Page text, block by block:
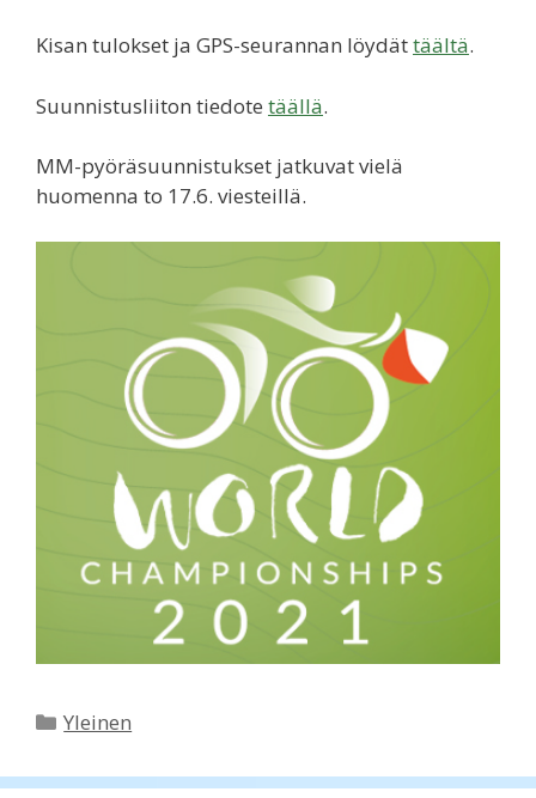
Kisan tulokset ja GPS-seurannan löydättäältä.
Suunnistusliiton tiedote täällä.
MM-pyöräsuunnistukset jatkuvat vielä
huomenna to 17.6. viesteillä.
Kategoriat
Yleinen